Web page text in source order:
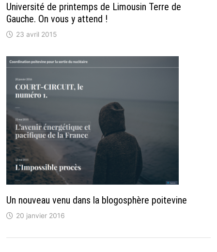
Université de printemps de Limousin Terre de
Gauche. On vous y attend !
23 avril 2015
Un nouveau venu dans la blogosphère poitevine
20 janvier 2016